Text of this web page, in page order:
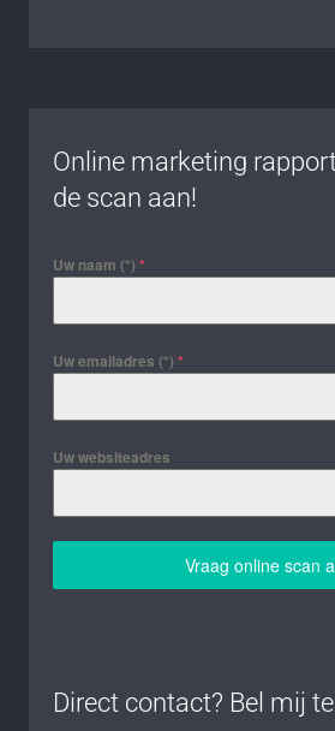
Online marketing
de scan aan!
Uw naam (*) *
Uw emailadres (*) *
Uw websiteadres
Vraag online scan
Direct contact? Bel mij